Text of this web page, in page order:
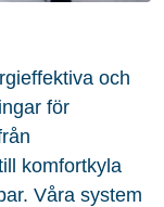
och
för
komfortkyla
Våra system